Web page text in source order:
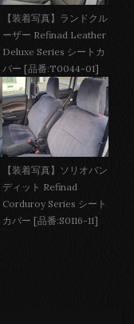
【装着写真】ランドクル
ーザー Refinad Leather
Deluxe Series シートカ
バー [品番:T0044-01]
【装着写真】ソリオバン
ディット Refinad
Corduroy Series シート
カバー [品番:S0116-11]